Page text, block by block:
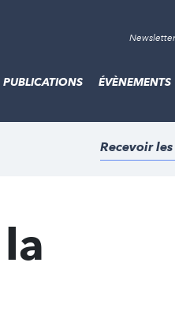
Newsletter
PUBLICATIONS ÉVÈNEMENTS
Recevoir